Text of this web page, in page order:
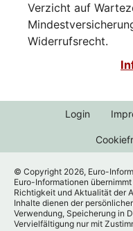
Verzicht auf
Widerrufsrecht.
Login
© Copyright 2026, Euro-
Euro-Informationen
Richtigkeit und Aktualität der
Inhalte dienen der
Verwendung, Speicherung in
Vervielfältigung nur mit